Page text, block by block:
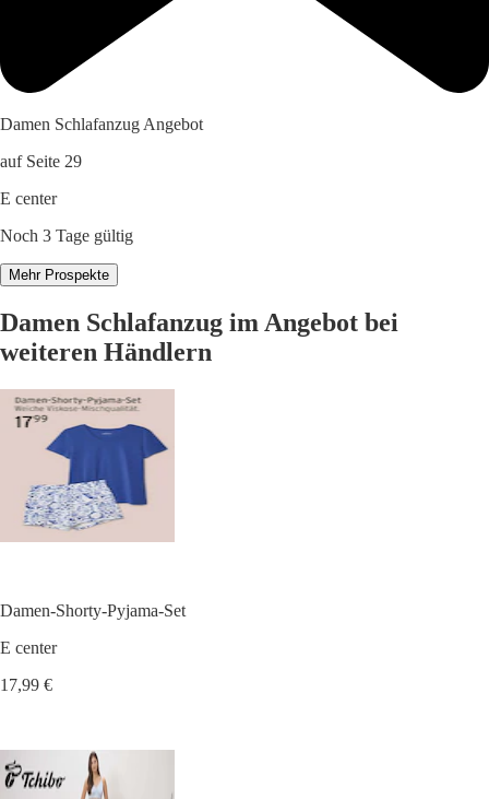
Damen Schlafanzug Angebot
auf Seite 29
E center
Noch 3 Tage gültig
Mehr Prospekte
Damen Schlafanzug im Angebot bei
weiteren Händlern
Damen-Shorty-Pyjama-Set
E center
17,99 €